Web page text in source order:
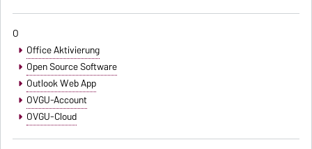
O
Office Aktivierung
Open Source Software
Outlook Web App
OVGU-Account
OVGU-Cloud